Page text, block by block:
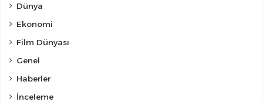
Dünya
Ekonomi
Film Dünyası
Genel
Haberler
İnceleme